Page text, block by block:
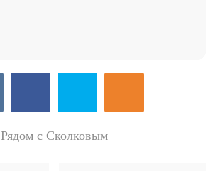
Рядом с Сколковым